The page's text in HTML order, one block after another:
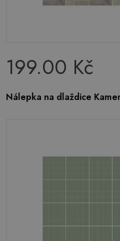
199.00 Kč
Nálepka na dlaždice